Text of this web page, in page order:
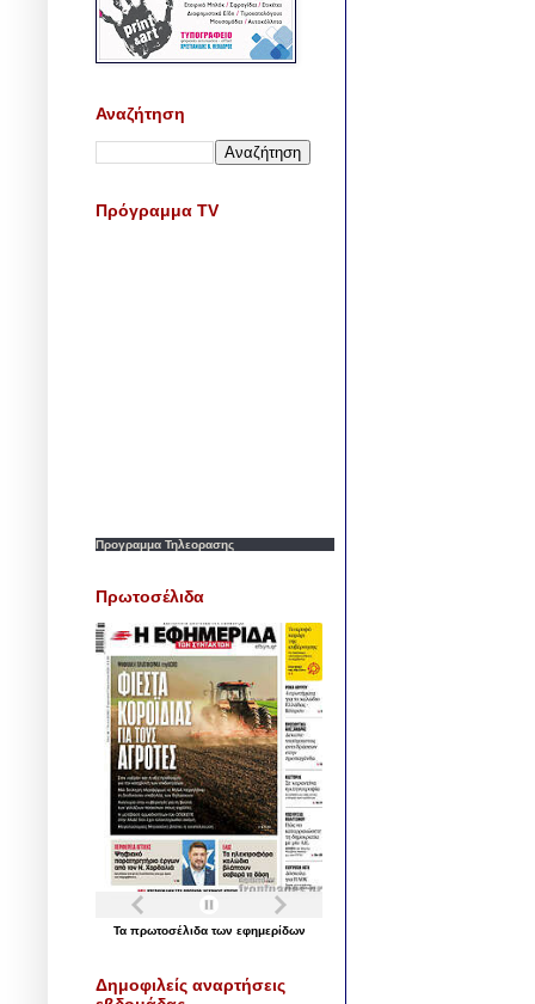
Αναζήτηση
Πρόγραμμα TV
Προγραμμα Τηλεορασης
Πρωτοσέλιδα
Τα πρωτοσέλιδα των εφημερίδων
Δημοφιλείς αναρτήσεις